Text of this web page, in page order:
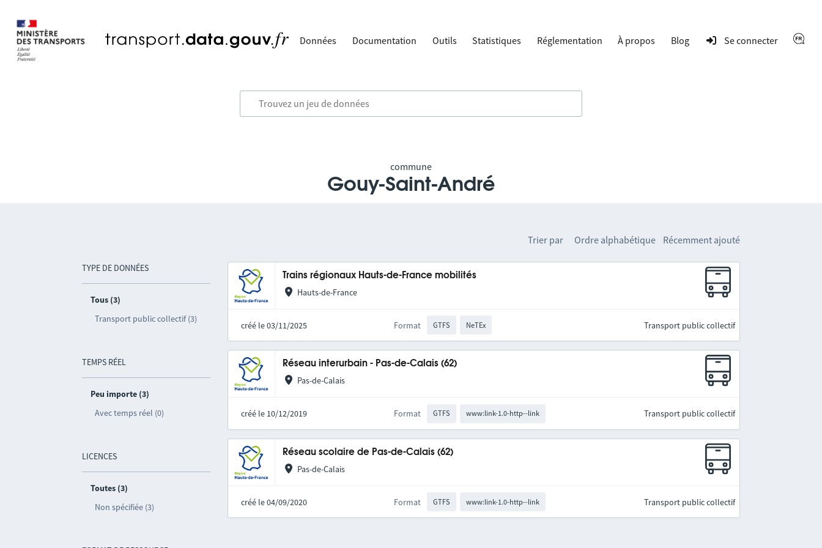
Données Documentation Outils Statistiques Réglementation À propos Blog Se connecter
commune
Gouy-Saint-André
TYPE DE DONNÉES
Tous (3)
Transport public collectif (3)
TEMPS RÉEL
Peu importe (3)
Avec temps réel (0)
LICENCES
Toutes (3)
Non spécifiée (3)
Trier par Ordre alphabétique Récemment ajouté
Trains régionaux Hauts-de-France mobilités
Hauts-de-France
créé le 03/11/2025 Format GTFS NeTEx Transport public collectif
Réseau interurbain - Pas-de-Calais (62)
Pas-de-Calais
créé le 10/12/2019 Format GTFS www:link-1.0-http--link Transport public collectif
Réseau scolaire de Pas-de-Calais (62)
Pas-de-Calais
créé le 04/09/2020 Format GTFS www:link-1.0-http--link Transport public collectif